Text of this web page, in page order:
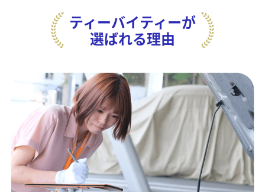
ティーバイティーが
選ばれる理由